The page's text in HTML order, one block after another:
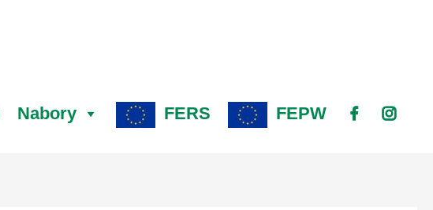
Nabory FERS FEPW